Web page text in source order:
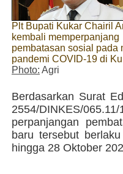
Plt Bupati Kukar Chairil
kembali memperpanjang
pembatasan sosial pada
pandemi COVID-19 di
Photo: Agri
Berdasarkan Surat
2554/DINKES/
perpanjangan
baru tersebut
hingga 28 Oktober